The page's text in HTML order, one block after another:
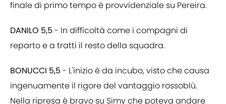
finale di primo tempo è provvidenziale su Pereira.
DANILO 5,5 - In difficoltà come i compagni di
reparto e a tratti il resto della squadra.
BONUCCI 5,5 - L'inizio è da incubo, visto che causa
ingenuamente il rigore del vantaggio rossoblù.
Nella ripresa è bravo su Simy che poteva andare